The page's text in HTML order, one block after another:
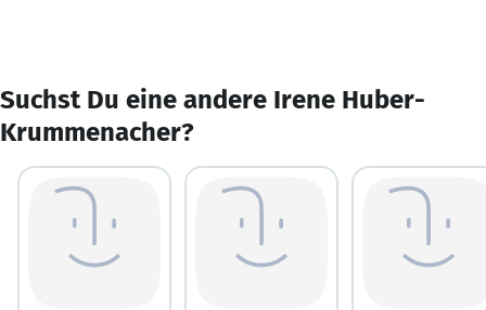
Suchst Du eine andere Irene Huber-
Krummenacher?